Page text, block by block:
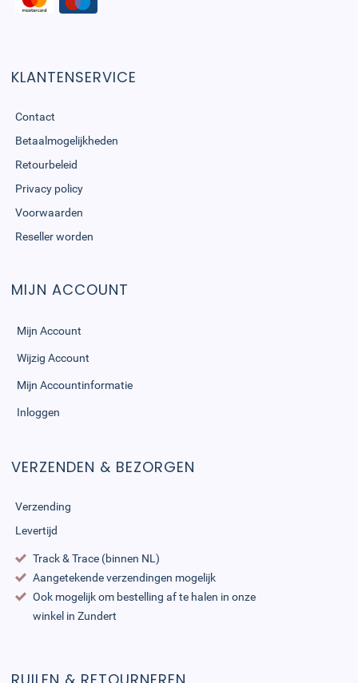
KLANTENSERVICE
Contact
Betaalmogelijkheden
Retourbeleid
Privacy policy
Voorwaarden
Reseller worden
MIJN ACCOUNT
Mijn Account
Wijzig Account
Mijn Accountinformatie
Inloggen
VERZENDEN & BEZORGEN
Verzending
Levertijd
Track & Trace (binnen NL)
Aangetekende verzendingen mogelijk
Ook mogelijk om bestelling af te halen in onze
winkel in Zundert